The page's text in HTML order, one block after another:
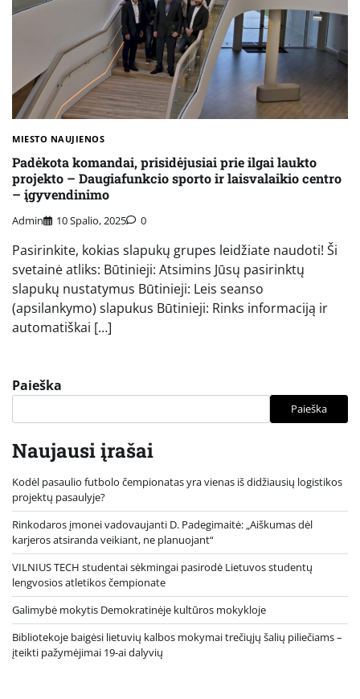
MIESTO NAUJIENOS
Padėkota komandai, prisidėjusiai prie ilgai laukto
projekto – Daugiafunkcio sporto ir laisvalaikio centro
– įgyvendinimo
Admin 10 Spalio, 2025 0
Pasirinkite, kokias slapukų grupes leidžiate naudoti! Ši
svetainė atliks: Būtinieji: Atsimins Jūsų pasirinktų
slapukų nustatymus Būtinieji: Leis seanso
(apsilankymo) slapukus Būtinieji: Rinks informaciją ir
automatiškai […]
Paieška
Paieška
Naujausi įrašai
Kodėl pasaulio futbolo čempionatas yra vienas iš didžiausių logistikos
projektų pasaulyje?
Rinkodaros įmonei vadovaujanti D. Padegimaitė: „Aiškumas dėl
karjeros atsiranda veikiant, ne planuojant“
VILNIUS TECH studentai sėkmingai pasirodė Lietuvos studentų
lengvosios atletikos čempionate
Galimybė mokytis Demokratinėje kultūros mokykloje
Bibliotekoje baigėsi lietuvių kalbos mokymai trečiųjų šalių piliečiams –
įteikti pažymėjimai 19-ai dalyvių